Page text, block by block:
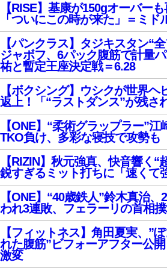
【RISE】基康が150gオーバー
「ついにこの時が来た」＝ミド
【パンクラス】タジキスタン“
ジャボフ、6パック腹筋で計量
祐と暫定王座決定戦＝6.28
【ボクシング】ウシクが世界ヘ
返上！「“ラストダンス”が残さ
【ONE】“柔術グラップラー”
TKO負け、多彩な寝技で攻勢も
【RIZIN】秋元強真、快音響く“
鋭すぎるミット打ちに「速くて
【ONE】“40歳鉄人”鈴木真治
われ3連敗、フェラーリの首相
【フィットネス】角田夏実、”
れた腹筋”ビフォーアフター公
激変